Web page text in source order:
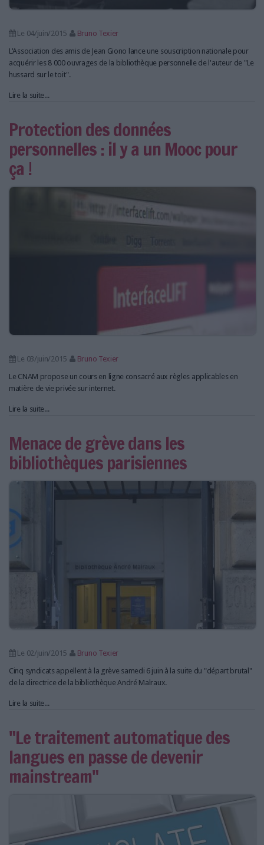
Le 04/juin/2015
Bruno Texier
L'Association des amis de Jean Giono lance une souscription nationale pour
acquérir les 8 000 ouvrages de la bibliothèque personnelle de l'auteur de "Le
hussard sur le toit".
Lire la suite...
Protection des données
personnelles : il y a un Mooc pour
ça !
Le 03/juin/2015
Bruno Texier
Le CNAM propose un cours en ligne consacré aux règles applicables en
matière de vie privée sur internet.
Lire la suite...
Menace de grève dans les
bibliothèques parisiennes
Le 02/juin/2015
Bruno Texier
Cinq syndicats appellent à la grève samedi 6 juin à la suite du "départ brutal"
de la directrice de la bibliothèque André Malraux.
Lire la suite...
"Le traitement automatique des
langues en passe de devenir
mainstream"